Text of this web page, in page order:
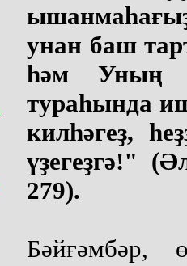
унан баш
һәм Уның
тураһында
килһәгеҙ,
үҙегеҙгә!"
279).
Бәйғәмбәр,